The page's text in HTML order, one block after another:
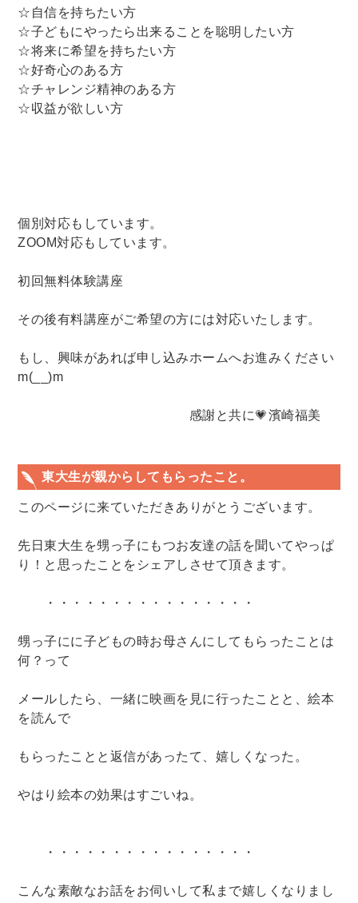
☆自信を持ちたい方
☆子どもにやったら出来ることを聡明したい方
☆将来に希望を持ちたい方
☆好奇心のある方
☆チャレンジ精神のある方
☆収益が欲しい方
個別対応もしています。
ZOOM対応もしています。
初回無料体験講座
その後有料講座がご希望の方には対応いたします。
もし、興味があれば申し込みホームへお進みください
m(__)m
感謝と共に💗濱崎福美
東大生が親からしてもらったこと。
このページに来ていただきありがとうございます。
先日東大生を甥っ子にもつお友達の話を聞いてやっぱ
り！と思ったことをシェアしさせて頂きます。
・・・・・・・・・・・・・・・・
甥っ子にに子どもの時お母さんにしてもらったことは
何？って
メールしたら、一緒に映画を見に行ったことと、絵本
を読んで
もらったことと返信があったて、嬉しくなった。
やはり絵本の効果はすごいね。
・・・・・・・・・・・・・・・・
こんな素敵なお話をお伺いして私まで嬉しくなりまし